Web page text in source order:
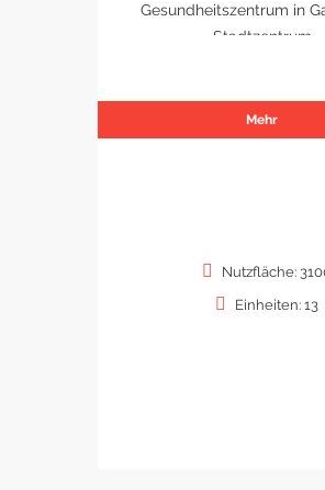
Gesundheitszentrum in
Stadtzentrum
Mehr
Nutzfläche:
Einheiten: 13